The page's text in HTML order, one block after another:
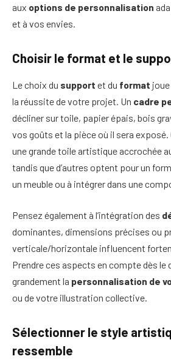
aux options de personnalisation
et à vos envies.
Choisir le format et le
Le choix du support et du format
la réussite de votre projet. Un cadre
décliner sur toile, papier épais, bois
vos goûts et la pièce où il sera
une grande toile artistique accrochée
tandis que d’autres optent pour un
un meuble ou à intégrer dans une
Pensez également à l’intégration des
dominantes, dimensions précises ou
verticale/horizontale influencent
Prendre ces aspects en compte dès le
grandement la personnalisation de
ou de votre illustration collective.
Sélectionner le style
ressemble